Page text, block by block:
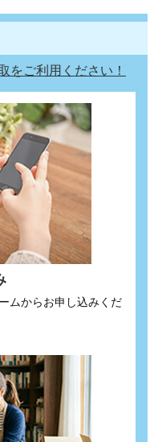
をご利用ください！
ムからお申し込みくだ